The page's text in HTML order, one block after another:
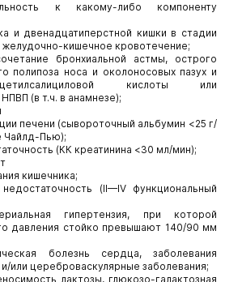
к какому-либо компоненту
и двенадцатиперстной кишки в стадии
желудочно-кишечное кровотечение;
бронхиальной астмы, острого
полипоза носа и околоносовых пазух и
кислоты или
(в т.ч. в анамнезе);
печени (сывороточный альбумин <25 г/
Чайлд-Пью);
(КК креатинина <30 мл/мин);
кишечника;
(II—IV функциональный
гипертензия, при которой
давления стойко превышают 140/90 мм
болезнь сердца, заболевания
или цереброваскулярные заболевания;
лактозы, глюкозо-галактозная